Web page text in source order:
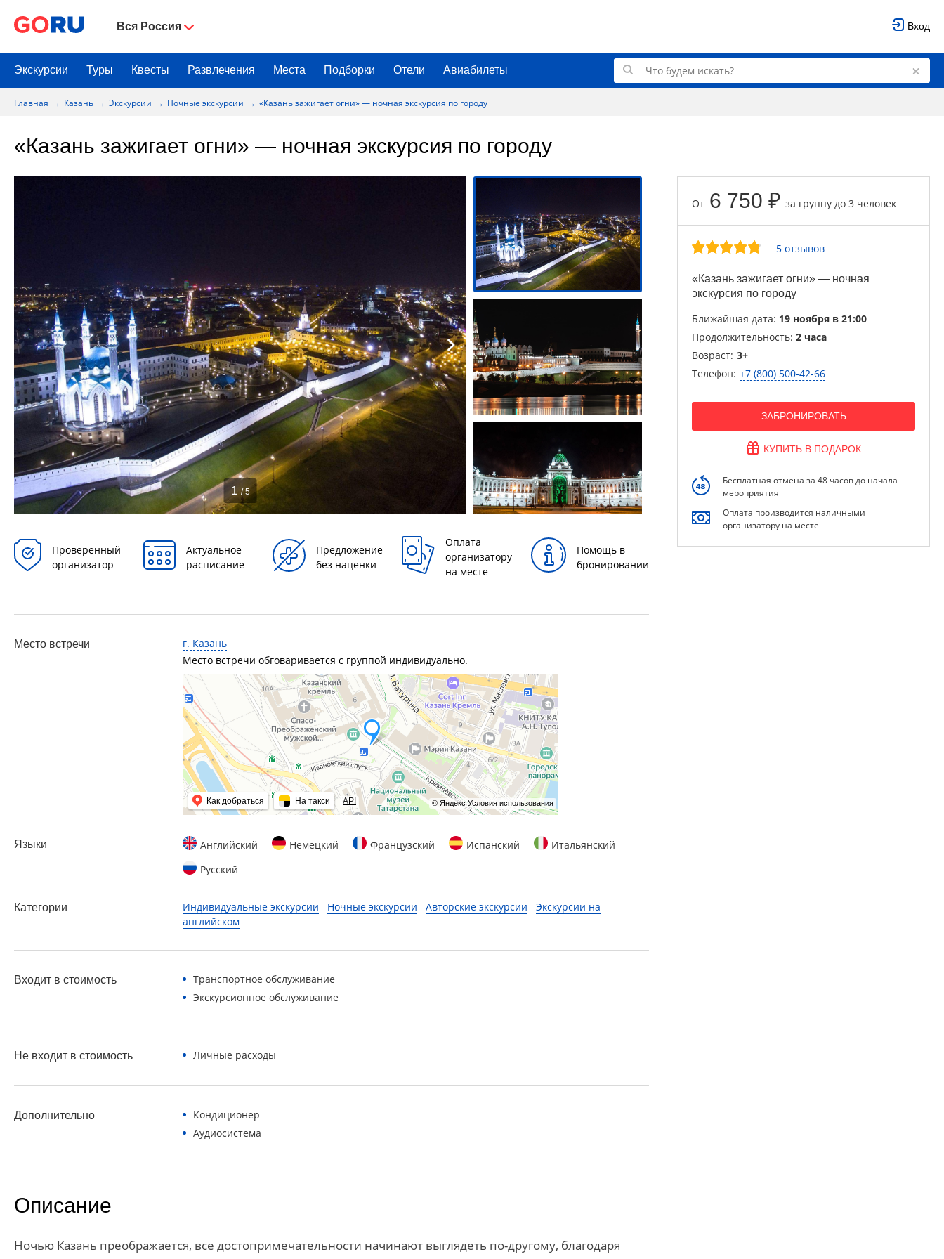
Вся Россия Вход
Экскурсии Туры Квесты Развлечения Места Подборки Отели Авиабилеты
Главная Казань Экскурсии Ночные экскурсии «Казань зажигает огни» — ночная экскурсия по городу
От 6 750 ₽ за группу до 3 человек
5 отзывов
«Казань зажигает огни» — ночная
экскурсия по городу
Ближайшая дата: 19 ноября в 21:00
Продолжительность: 2 часа
Возраст: 3+
Телефон: +7 (800) 500-42-66
ЗАБРОНИРОВАТЬ
КУПИТЬ В ПОДАРОК
Бесплатная отмена за 48 часов до начала
мероприятия
Оплата производится наличными
организатору на месте
«Казань зажигает огни» — ночная экскурсия по городу
1 / 5
Проверенный
организатор
Актуальное
расписание
Предложение
без наценки
Оплата
организатору
на месте
Помощь в
бронировании
Место встречи
г. Казань
Место встречи обговаривается с группой индивидуально.
© Яндекс Условия использования
Как добраться На такси API
Языки Английский Немецкий Французский Испанский
Итальянский
Русский
Категории Индивидуальные экскурсии Ночные экскурсии Авторские экскурсии
Экскурсии на
английском
Входит в стоимость
Транспортное обслуживание
Экскурсионное обслуживание
Не входит в стоимость Личные расходы
Дополнительно
Кондиционер
Аудиосистема
Описание
Ночью Казань преображается, все достопримечательности начинают выглядеть по-другому, благодаря